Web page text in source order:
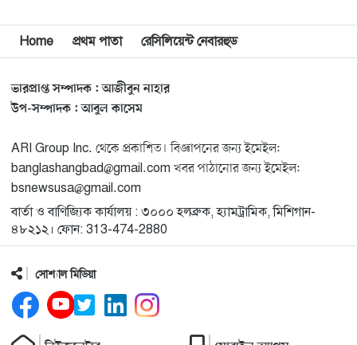
মিশিগানে ডেমোক্র্যাটদের প্রাইমারিতে আল-সাইয়েদকে হারাতে
কেন এত মরিয়া ইসারায়েলি লবি এআইপ্যাক
১২
মুনা দাওয়াহ কনফারেন্স ২০২৬ সম্পর্কে প্রেস ব্রিফিং
১৩
শেখ হাসিনার সঙ্গে সংবাদ সম্মেলনে থাকছেন সাকিব আল
হাসান
১৪
যুক্তরাষ্ট্রকে ছাড়ে বাধ্য করতে কোন কৌশলে ওয়াশিংটনের ওপর
চাপ বাড়াচ্ছে ইরান
১৫
ওয়ান
১৬
Home প্রথম পাতা রেসিলিয়েন্ট নেবারহুড
ভারপ্রাপ্ত সম্পাদক : আজীবুন নাহার
উপ-সম্পাদক : আবুল কাসেম
ARI Group Inc. থেকে প্রকাশিত। বিজ্ঞাপনের জন্য ইমেইল:
banglashangbad@gmail.com খবর পাঠানোর জন্য ইমেইল:
bsnewsusa@gmail.com
বার্তা ও বাণিজ্যিক কার্যালয় : ৩০০০ হলব্রুক, হ্যামট্রামিক, মিশিগান-
৪৮২১২। ফোন: 313-474-2880
সোশ্যাল মিডিয়া